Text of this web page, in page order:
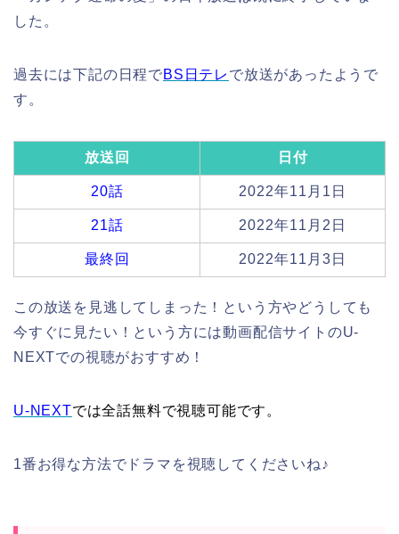
した。
過去には下記の日程でBS日テレ で放送があったようで
す。
放送回 日付
20話 2022年11月1日
21話 2022年11月2日
最終回 2022年11月3日
この放送を見逃してしまった！という方やどうしても
今すぐに見たい！という方には動画配信サイトのU-
NEXTでの視聴がおすすめ！
U-NEXTでは全話無料で視聴可能です。
1番お得な方法でドラマを視聴してくださいね♪